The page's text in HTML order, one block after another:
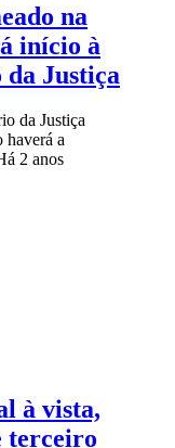
na
início à
Justiça
da Justiça
haverá a
2 anos
à vista,
terceiro